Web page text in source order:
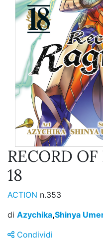
RECORD
18
ACTION n.353
di Azychika,Shinya
Condividi